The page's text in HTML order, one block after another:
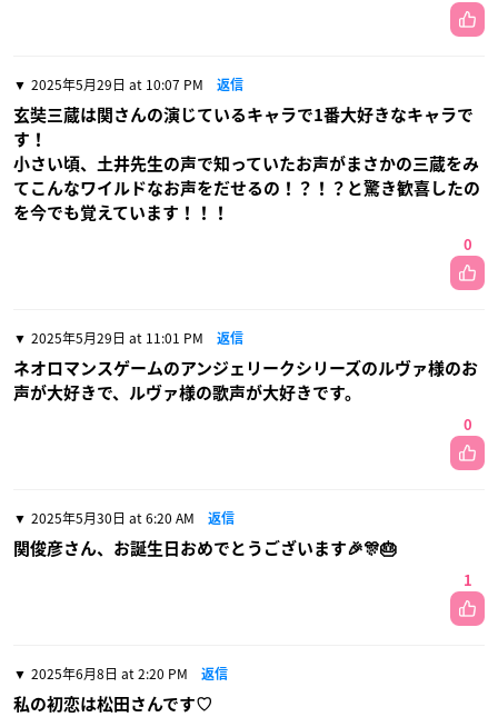
2025年5月29日 at 10:07 PM 返信
玄奘三蔵は関さんの演じているキャラで1番大好きなキャラで
す！
小さい頃、土井先生の声で知っていたお声がまさかの三蔵をみ
てこんなワイルドなお声をだせるの！？！？と驚き歓喜したの
を今でも覚えています！！！
0
2025年5月29日 at 11:01 PM 返信
ネオロマンスゲームのアンジェリークシリーズのルヴァ様のお
声が大好きで、ルヴァ様の歌声が大好きです。
0
2025年5月30日 at 6:20 AM 返信
関俊彦さん、お誕生日おめでとうございます🎉🎊🎂
1
2025年6月8日 at 2:20 PM 返信
私の初恋は松田さんです♡